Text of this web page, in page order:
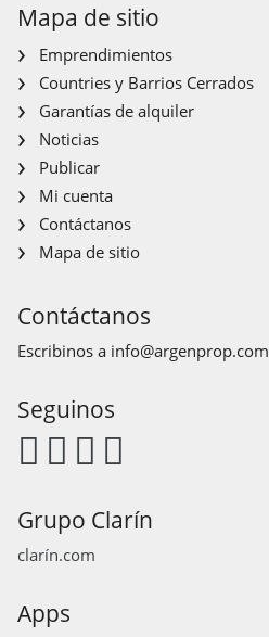
Mapa de sitio
Emprendimientos
Countries y Barrios Cerrados
Garantías de alquiler
Noticias
Publicar
Mi cuenta
Contáctanos
Mapa de sitio
Contáctanos
Escribinos a info@argenprop.com
Seguinos
Grupo Clarín
clarín.com
Apps